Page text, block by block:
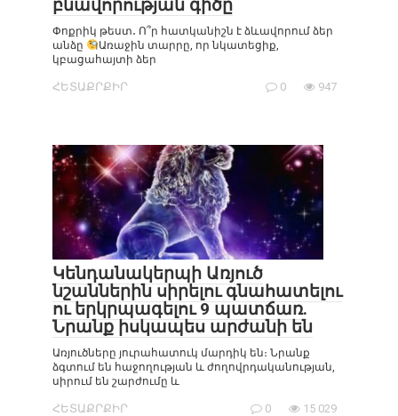
բնավորության գիծը
Փոքրիկ թեստ․ Ո՞ր հատկանիշն է ձևավորում ձեր
անձը
Առաջին տարրը, որ նկատեցիք,
կբացահայտի ձեր
ՀԵՏԱՔՐՔԻՐ 0 947
Կենդանակերպի Առյուծ
նշաններին սիրելու գնահատելու
ու երկրպագելու 9 պատճառ.
Նրանք իսկապես արժանի են
Առյուծները յուրահատուկ մարդիկ են։ Նրանք
ձգտում են հաջողության և ժողովրդականության,
սիրում են շարժումը և
ՀԵՏԱՔՐՔԻՐ 0 15 029